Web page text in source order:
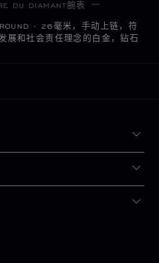
DU DIAMANT腕表
- 26毫米，手动上链，符
展和社会责任理念的白金，钻石
/地区）